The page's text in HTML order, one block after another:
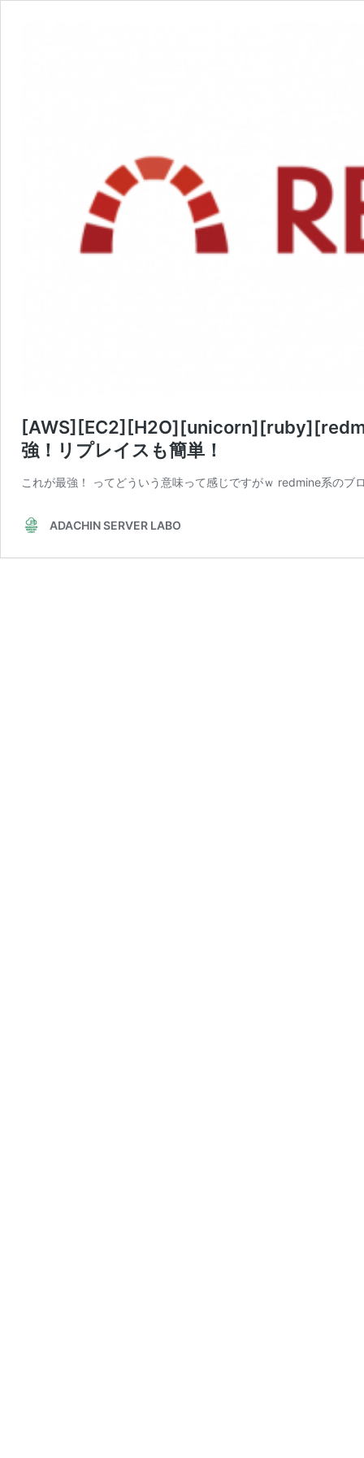
強！リプレイスも簡単！
これが最強！ ってどういう意味って感じですがｗ redmine系のブ
ADACHIN SERVER LABO